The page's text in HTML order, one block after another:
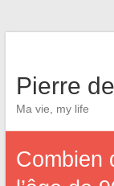
Pierre
Ma vie, my life
Combien